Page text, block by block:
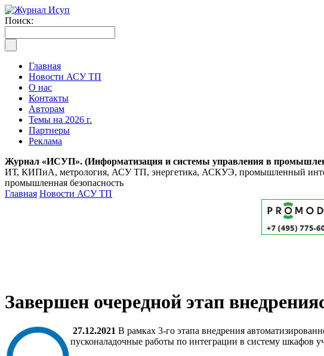
Поиск:
Главная
Новости АСУ ТП
О нас
Контакты
Авторам
Темы на 2026 г.
Партнеры
Реклама
Журнал «ИСУП». (Информатизация и системы управления в
ИТ, КИПиА, метрология, АСУ ТП, энергетика, АСКУЭ, промышленный
промышленная безопасность
Главная Новости АСУ ТП
Завершен очередной этап
27.12.2021 В рамках 3-го этапа внедрения
пусконаладочные работы по интеграции в систему